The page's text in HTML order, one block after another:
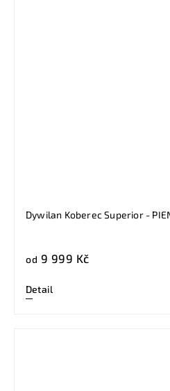
Dywilan Koberec Superior -
od 9 999 Kč
Detail